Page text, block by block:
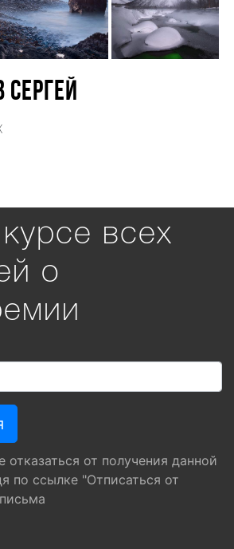
Сергей
всех
о
от получения данной
по ссылке "Отписаться от